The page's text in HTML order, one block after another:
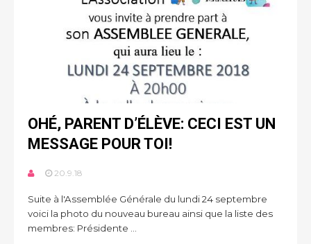
OHÉ, PARENT D’ÉLÈVE: CECI EST UN
MESSAGE POUR TOI!
20.9.18
Suite à l'Assemblée Générale du lundi 24 septembre
voici la photo du nouveau bureau ainsi que la liste des
membres: Présidente ...